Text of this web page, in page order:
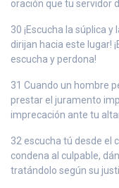
oración que tu servidor
30 ¡Escucha la súplica
dirijan hacia este lugar!
escucha y perdona!
31 Cuando un hombre
prestar el juramento
imprecación ante tu
32 escucha tú desde el
condena al culpable,
tratándolo según su